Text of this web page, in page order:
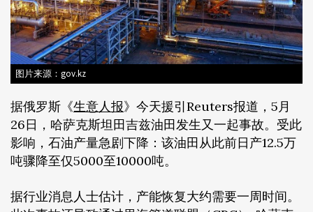
图片来源：gov.kz
据俄罗斯《生意人报》今天援引Reuters报道，5月
26日，哈萨克斯坦田吉兹油田发生又一起事故。受此
影响，石油产量急剧下降：该油田从此前日产12.5万
吨骤降至仅5000至10000吨。
据行业消息人士估计，产能恢复大约需要一周时间。